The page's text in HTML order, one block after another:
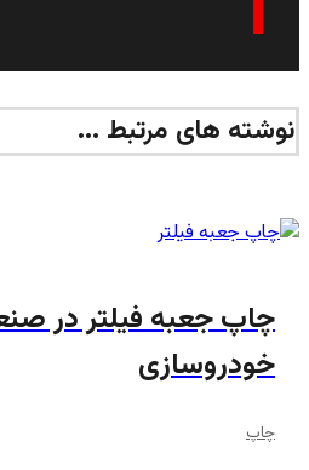
نوشته های مرتبط ...
چاپ جعبه فیلتر در
خودروسازی
چاپ